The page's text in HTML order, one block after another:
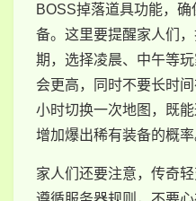
BOSS掉落道具功能，
备。这里要提醒家人们
期，选择凌晨、中午等
会更高，同时不要长时
小时切换一次地图，既
增加爆出稀有装备的概率
家人们还要注意，传奇